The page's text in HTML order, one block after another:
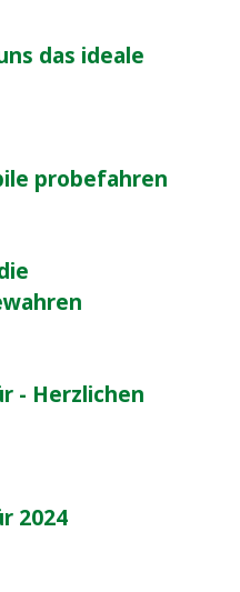
das ideale
probefahren
- Herzlichen
2024